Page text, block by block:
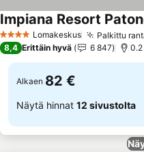
4 TähtiluokitusLomakeskus Palkittu
Impiana Resort
8,4 Erittäin hyvä 6 847 0.2
Alkaen 82 €
Näytä hinnat 12 sivustolta